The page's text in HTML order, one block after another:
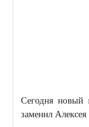
Сегодня новый
заменил